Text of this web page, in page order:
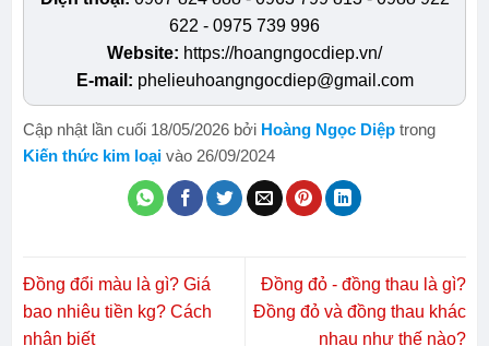
622 - 0975 739 996
Website: https://hoangngocdiep.vn/
E-mail: phelieuhoangngocdiep@gmail.com
Cập nhật lần cuối 18/05/2026 bởi Hoàng Ngọc Diệptrong
Kiến thức kim loạivào 26/09/2024
Đồng đổi màu là gì? Giá
bao nhiêu tiền kg? Cách
nhận biết
Đồng đỏ - đồng thau là gì?
Đồng đỏ và đồng thau khác
nhau như thế nào?